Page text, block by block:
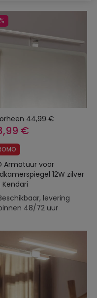
44,99 €
€
Armatuur voor
12W zilver
Kendari
levering
48/72 uur